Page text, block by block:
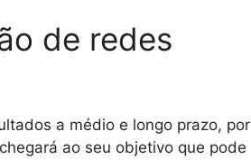
de redes
a médio e longo prazo, por
ao seu objetivo que pode